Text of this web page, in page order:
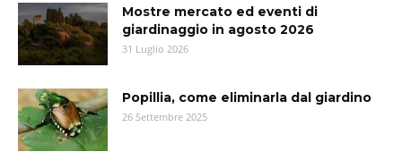
Mostre mercato ed eventi di
giardinaggio in agosto 2026
31 Luglio 2026
Popillia, come eliminarla dal giardino
26 Settembre 2025